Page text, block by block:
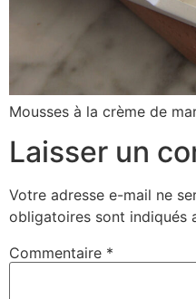
Mousses à la crème de
Laisser un
Votre adresse e-mail ne
obligatoires sont indiqués
Commentaire *